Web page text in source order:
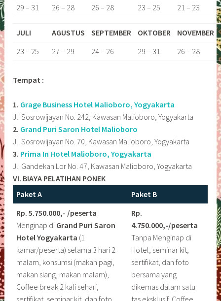
29 – 31
26 – 28 26 – 28 23 – 25 21 – 23
JULI AGUSTUS SEPTEMBER OKTOBER NOVEMBER
23 – 25
27 – 29 24 – 26 29 – 31 26 – 28
Tempat :
1. Grage Business Hotel Malioboro, Yogyakarta
Jl. Sosrowijayan No. 242, Kawasan Malioboro, Yogyakarta
2. Grand Puri Saron Hotel Malioboro
Jl. Sosrowijayan No. 70, Kawasan Malioboro, Yogyakarta
3. Prima In Hotel Malioboro, Yogyakarta
Jl. Gandekan Lor No. 47, Kawasan Malioboro, Yogyakarta
VI. BIAYA PELATIHAN PONEK
Paket A
Paket B
Rp. 5.750.000,- /peserta
Menginap di Grand Puri Saron
Hotel Yogyakarta (1
kamar/peserta) selama 3 hari 2
malam, konsumsi (makan pagi,
makan siang, makan malam),
Coffee break 2 kali sehari,
Rp.
4.750.000,-/peserta
Tanpa Menginap di
Hotel, seminar kit,
sertifikat, dan foto
bersama yang
dikemas dalam satu